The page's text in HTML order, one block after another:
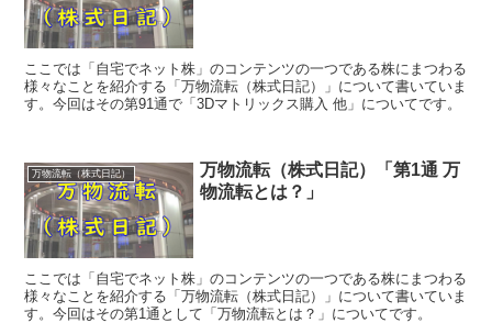
ここでは「自宅でネット株」のコンテンツの一つである株にまつわる
様々なことを紹介する「万物流転（株式日記）」について書いていま
す。今回はその第91通で「3Dマトリックス購入 他」についてです。
万物流転（株式日記）
万物流転（株式日記）「第1通 万
物流転とは？」
ここでは「自宅でネット株」のコンテンツの一つである株にまつわる
様々なことを紹介する「万物流転（株式日記）」について書いていま
す。今回はその第1通として「万物流転とは？」についてです。